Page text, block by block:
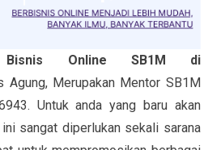
Bisnis Online SB1M di
Agung, Merupakan Mentor SB1M
Untuk anda yang baru akan
sangat diperlukan sekali sarana